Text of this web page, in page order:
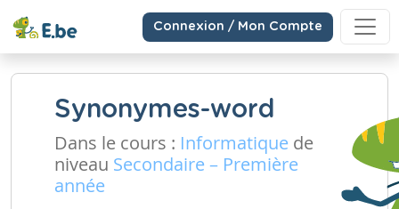
Connexion / Mon Compte
Synonymes-word
Dans le cours : Informatique de
niveau Secondaire – Première
année